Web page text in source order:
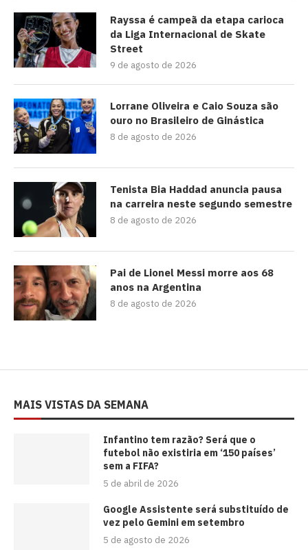
Rayssa é campeã da etapa carioca
da Liga Internacional de Skate
Street
9 de agosto de 2026
Lorrane Oliveira e Caio Souza são
ouro no Brasileiro de Ginástica
8 de agosto de 2026
Tenista Bia Haddad anuncia pausa
na carreira neste segundo semestre
8 de agosto de 2026
Pai de Lionel Messi morre aos 68
anos na Argentina
8 de agosto de 2026
MAIS VISTAS DA SEMANA
⁠Infantino tem razão? Será que o
futebol não existiria em ‘150 países’
sem a FIFA?
5 de abril de 2026
Google Assistente será substituído de
vez pelo Gemini em setembro
5 de agosto de 2026